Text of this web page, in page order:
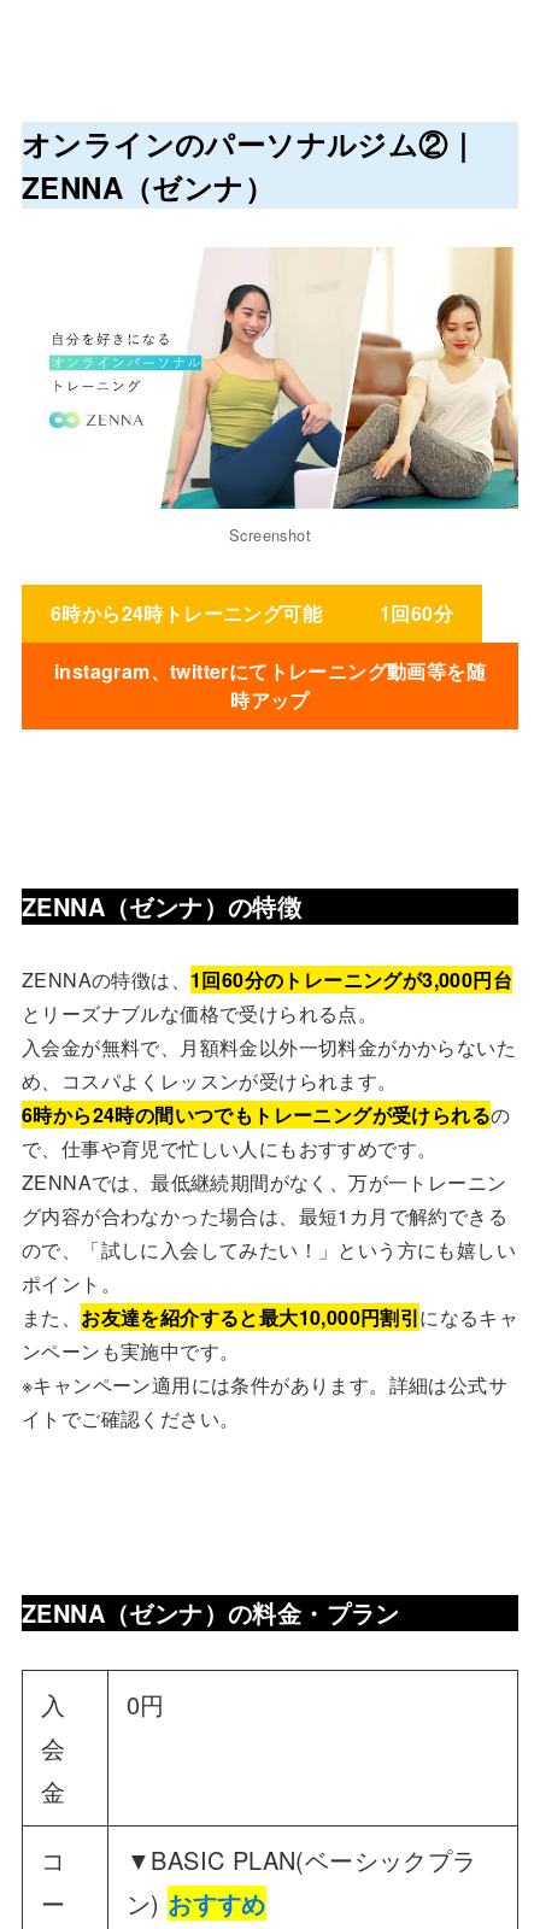
オンラインのパーソナルジム②｜
ZENNA（ゼンナ）
Screenshot
6時から24時トレーニング可能 1回60分
instagram、twitterにてトレーニング動画等を随
時アップ
ZENNA（ゼンナ）の特徴
ZENNAの特徴は、 1回60分のトレーニングが3,000円台
とリーズナブルな価格で受けられる点。
入会金が無料で、月額料金以外一切料金がかからないた
め、コスパよくレッスンが受けられます。
6時から24時の間いつでもトレーニングが受けられるの
で、仕事や育児で忙しい人にもおすすめです。
ZENNAでは、最低継続期間がなく、万が一トレーニン
グ内容が合わなかった場合は、最短1カ月で解約できる
ので、「試しに入会してみたい！」という方にも嬉しい
ポイント。
また、 お友達を紹介すると最大10,000円割引になるキャ
ンペーンも実施中です。
※キャンペーン適用には条件があります。詳細は公式サ
イトでご確認ください。
ZENNA（ゼンナ） の料金・プラン
入
会
金
0円
コ
ー
▼BASIC PLAN(ベーシックプラ
ン) おすすめ